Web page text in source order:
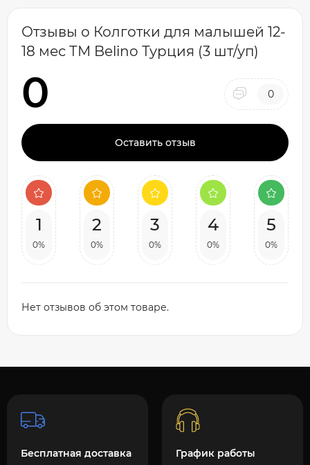
Отзывы о Колготки для малышей 12-
18 мес ТМ Belino Турция (3 шт/уп)
0 0
Оставить отзыв
1
0%
2
0%
3
0%
4
0%
5
0%
Нет отзывов об этом товаре.
Бесплатная доставка График работы